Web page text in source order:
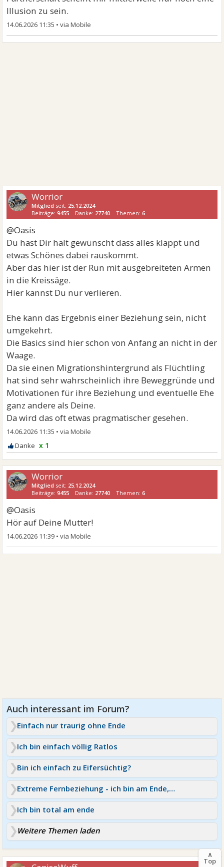
Illusion zu sein.
14.06.2026 11:35 •
Worrior
Mitglied seit: 25.12.2024
Beiträge:9455 Danke: 27740 Themen:6
@Oasis
Du hast Dir halt gewünscht dass alles klappt und
etwas Schönes dabei rauskommt.
Aber das hier ist der Run mit ausgebreiteten Armen
in die Kreissäge.
Hier kannst Du nur verlieren.
Ehe kann das Ergebnis einer Beziehung sein, nicht
umgekehrt.
Die Basics sind hier schon von Anfang an nicht in der
Waage.
Da sie einen Migrationshintergrund als Flüchtling
hat sind sehr wahrscheinlich ihre Beweggründe und
Motivationen für ihre Beziehung und eventuelle Ehe
ganz andere als Deine.
Da wird das oft etwas pragmatischer gesehen.
14.06.2026 11:35 •
x 1
Worrior
Mitglied seit: 25.12.2024
Beiträge:9455 Danke: 27740 Themen:6
@Oasis
Hör auf Deine Mutter!
14.06.2026 11:39 •
Einfach nur traurig ohne Ende
Ich bin einfach völlig Ratlos
Bin ich einfach zu Eifersüchtig?
Extreme Fernbeziehung - ich bin am Ende,brauche Hilfe
Ich bin total am ende
Weitere Themen laden
∧
Top